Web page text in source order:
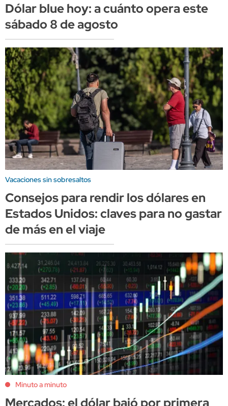
Dólar blue hoy: a cuánto opera este
sábado 8 de agosto
Vacaciones sin sobresaltos
Consejos para rendir los dólares en
Estados Unidos: claves para no gastar
de más en el viaje
Minuto a minuto
Mercados: el dólar bajó por primera